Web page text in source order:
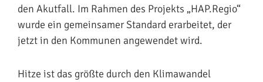
den Akutfall. Im Rahmen des Projekts „HAP.Regio“
wurde ein gemeinsamer Standard erarbeitet, der
jetzt in den Kommunen angewendet wird.
Hitze ist das größte durch den Klimawandel